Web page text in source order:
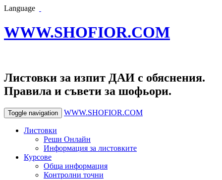
Language
WWW.SHOFIOR.COM
Листовки за изпит ДАИ с обяснения.
Правила и съвети за шофьори.
Toggle navigation WWW.SHOFIOR.COM
Листовки
Реши Онлайн
Информация за листовките
Курсове
Обща информация
Контролни точни